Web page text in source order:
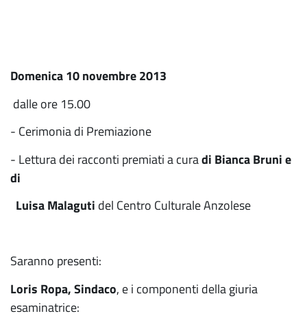
Domenica 10 novembre 2013
dalle ore 15.00
- Cerimonia di Premiazione
- Lettura dei racconti premiati a curadi Bianca Bruni e
di
Luisa Malaguti del Centro Culturale Anzolese
Saranno presenti:
Loris Ropa, Sindaco, e i componenti della giuria
esaminatrice: